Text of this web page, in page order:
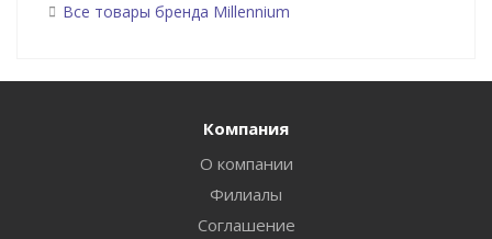
Все товары бренда Millennium
Компания
О компании
Филиалы
Соглашение